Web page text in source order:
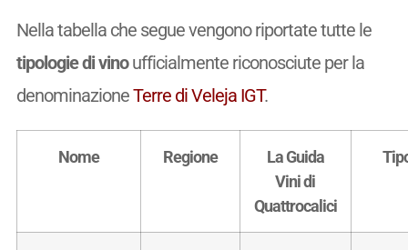
Nella tabella che segue vengono riportate tutte le
tipologie di vinoufficialmente riconosciute per la
denominazioneTerre di Veleja IGT.
Nome Regione
La Guida
Vini di
Quattrocalici